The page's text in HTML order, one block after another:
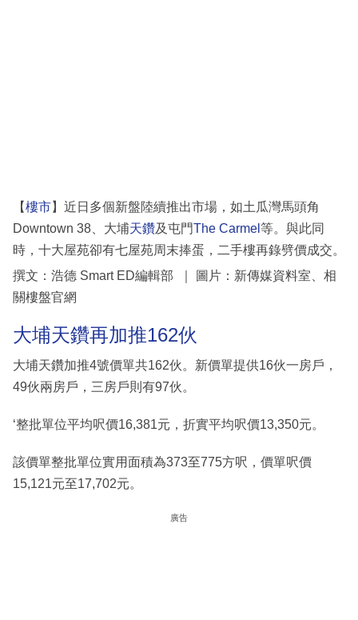
【樓市】近日多個新盤陸續推出市場，如土瓜灣馬頭角
Downtown 38、大埔天鑽及屯門The Carmel 等。與此同
時，十大屋苑卻有七屋苑周末捧蛋，二手樓再錄劈價成交。
撰文：浩德 Smart ED編輯部 ｜ 圖片：新傳媒資料室、相
關樓盤官網
大埔天鑽再加推162伙
大埔天鑽加推4號價單共162伙。新價單提供16伙一房戶，
49伙兩房戶，三房戶則有97伙。
‘整批單位平均呎價16,381元，折實平均呎價13,350元。
該價單整批單位實用面積為373至775方呎，價單呎價
15,121元至17,702元。
廣告